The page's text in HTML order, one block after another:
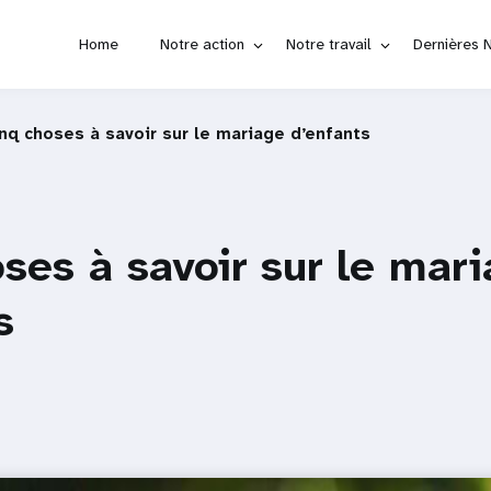
Home Notre action Notre travail Dernières
choses à savoir sur le mariage d’enfants
à savoir sur le